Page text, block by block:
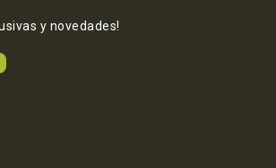
y novedades!